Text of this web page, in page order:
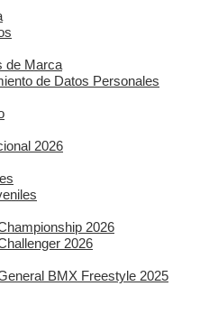
de Marca
de Datos Personales
2026
2026
2026
BMX Freestyle 2025